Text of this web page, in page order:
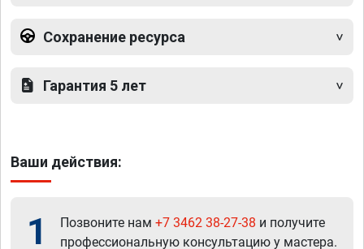
Сохранение ресурса
Гарантия 5 лет
Ваши действия:
1 Позвоните нам +7 3462 38-27-38 и получите
профессиональную консультацию у мастера.